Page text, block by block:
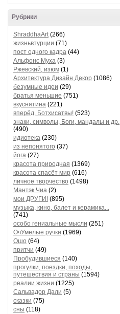
Рубрики
ShraddhaArt(266)
жизньвтурции (71)
пост одного кадра (44)
Альфонс Муха (3)
Ржевский, изюм (1)
Архитектура Дизайн Декор (1086)
безумные идеи (29)
братья меньшие (751)
вкуснятина (221)
вперёд, Ботхисатвы! (523)
знаки, символы, Боги, мандалы и др.
(490)
идиотека (230)
из непонятого (37)
йога (27)
красота природная (1369)
красота спасёт мир (616)
личное творчество (1498)
Мантэк Чиа (2)
мои ДРУГИ! (895)
музыка, кино, балет и керамика...
(741)
особо гениальные мысли (251)
ОчУмелые ручки (1969)
Ошо (64)
притчи (49)
Пробудившиеся (140)
прогулки, поездки, походы,
путешествия и страны (1594)
реалии жизни (1225)
Сальвадор Дали (5)
сказки (75)
сны (118)